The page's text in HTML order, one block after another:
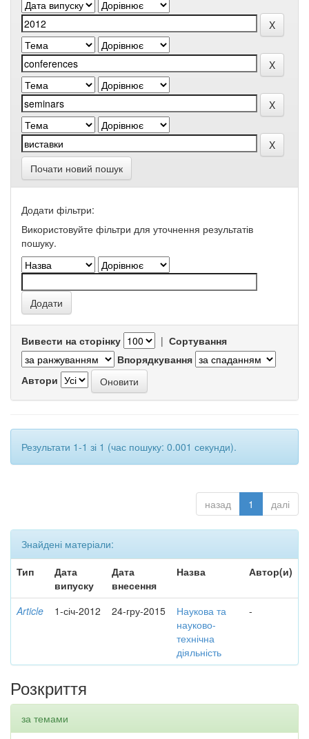
Почати новий пошук
Додати фільтри:
Використовуйте фільтри для уточнення результатів
пошуку.
Вивести на сторінку | Сортування
Впорядкування
Автори
Результати 1-1 зі 1 (час пошуку: 0.001 секунди).
назад 1 далі
Знайдені матеріали:
Тип
Дата
випуску
Дата
внесення
Назва Автор(и)
Article 1-січ-2012 24-гру-2015
Наукова та
науково-
технічна
діяльність
-
Розкриття
за темами